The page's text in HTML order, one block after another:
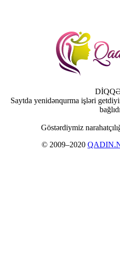
Saytda yenidənqurma işləri
Göstərdiymiz
© 2009–2020